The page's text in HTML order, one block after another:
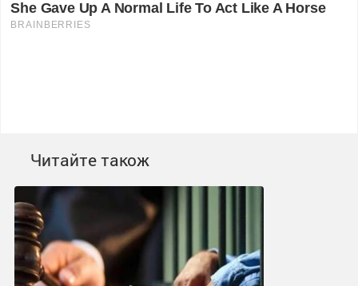
Читайте також